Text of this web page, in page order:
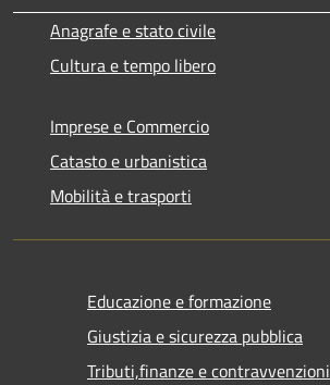
Anagrafe e stato civile
Cultura e tempo libero
Imprese e Commercio
Catasto e urbanistica
Mobilità e trasporti
Educazione e formazione
Giustizia e sicurezza pubblica
Tributi,finanze e contravvenzioni